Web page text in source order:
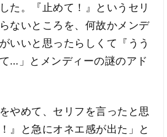
た。『止めて！』というセリ
ないところを、何故かメンデ
いいと思ったらしくて『うう
…」とメンディーの謎のアド
やめて、セリフを言ったと思
』と急にオネエ感が出た」と